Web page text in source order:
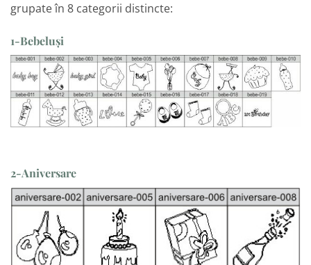
grupate în 8 categorii distincte:
1-Bebeluși
2-Aniversare